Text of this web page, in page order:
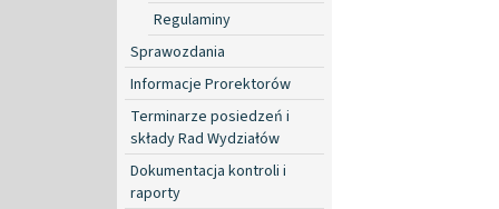
Regulaminy
Sprawozdania
Informacje Prorektorów
Terminarze posiedzeń i
składy Rad Wydziałów
Dokumentacja kontroli i
raporty